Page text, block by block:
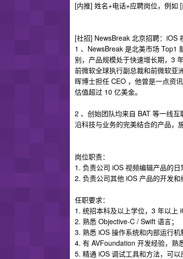
[内推] 姓名+电话+应聘岗位，例如
[社招] NewsBreak 北京招聘：iOS
1 、NewsBreak 是北美市场 Top1
别，产品规模处于快速增长期，3
前微软全球执行副总裁和前微软亚
晖博士担任 CEO ，他曾是一点资
估值超过 10 亿美金。
2 、创始团队均来自 BAT 等一线
沿科技与业务的完美结合的产品，
岗位职责：
1. 负责公司 iOS 视频编辑产品的日
2. 负责公司其他 iOS 产品的开发和
任职要求：
1. 统招本科及以上学位，3 年以上
2. 熟悉 Objective-C / Swift 语言；
3. 熟悉 iOS 操作系统和内部运行机
4. 有 AVFoundation 开发经验，熟
5. 精通 iOS 调试工具和方法，可